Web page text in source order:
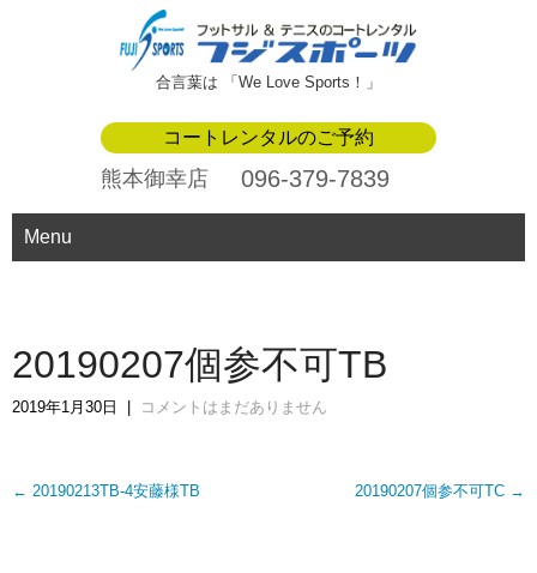
合言葉は 「We Love Sports！」
コートレンタルのご予約
熊本御幸店 096-379-7839
Menu
20190207個参不可TB
2019年1月30日 コメントはまだありません
Post
← 20190213TB-4安藤様TB 20190207個参不可TC →